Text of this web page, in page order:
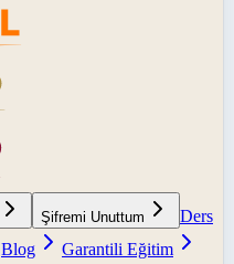
Şifremi Unuttum
Ders
Blog
Garantili Eğitim